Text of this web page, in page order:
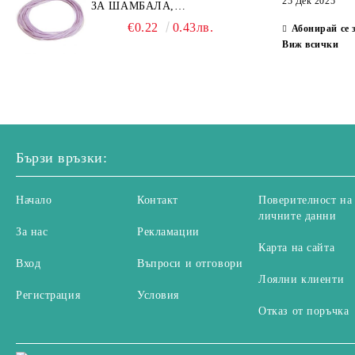
Планински кристал
Ахат
Леопардов яспис
Посребрени и позлатени метални
елементи
Система Vintaj
ЗА ШАМБАЛА,
МИКРОМАКРАМЕ И
€0.22 0.43лв.
Абонирай се
Виж всички
Бързи връзки:
Начало
За нас
Вход
Регистрация
Контакт
Рекламации
Въпроси и отговори
Условия
Поверителност на
личните данни
Карта на сайта
Лоялни клиенти
Отказ от поръчка